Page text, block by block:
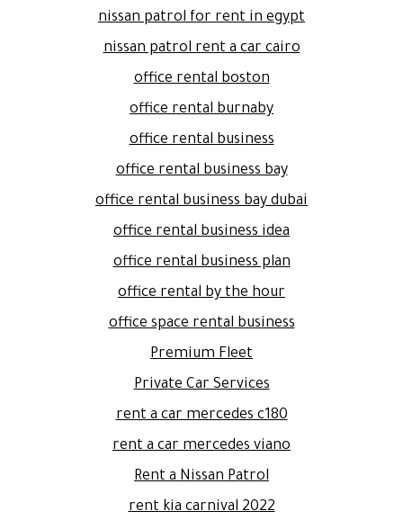
nissan patrol for rent in egypt
nissan patrol rent a car cairo
office rental boston
office rental burnaby
office rental business
office rental business bay
office rental business bay dubai
office rental business idea
office rental business plan
office rental by the hour
office space rental business
Premium Fleet
Private Car Services
rent a car mercedes c180
rent a car mercedes viano
Rent a Nissan Patrol
rent kia carnival 2022